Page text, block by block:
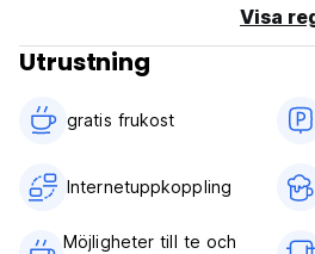
Visa
Utrustning
gratis frukost‎
Internetuppkoppling
Möjligheter till te och